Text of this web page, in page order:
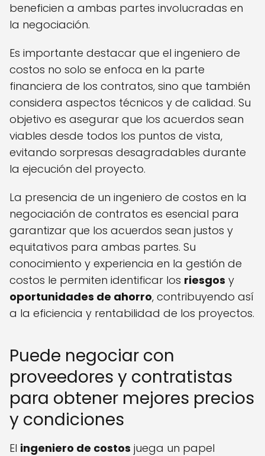
beneficien a ambas partes involucradas en
la negociación.
Es importante destacar que el ingeniero de
costos no solo se enfoca en la parte
financiera de los contratos, sino que también
considera aspectos técnicos y de calidad. Su
objetivo es asegurar que los acuerdos sean
viables desde todos los puntos de vista,
evitando sorpresas desagradables durante
la ejecución del proyecto.
La presencia de un ingeniero de costos en la
negociación de contratos es esencial para
garantizar que los acuerdos sean justos y
equitativos para ambas partes. Su
conocimiento y experiencia en la gestión de
costos le permiten identificar los riesgos y
oportunidades de ahorro, contribuyendo así
a la eficiencia y rentabilidad de los proyectos.
Puede negociar con
proveedores y contratistas
para obtener mejores precios
y condiciones
El ingeniero de costos juega un papel